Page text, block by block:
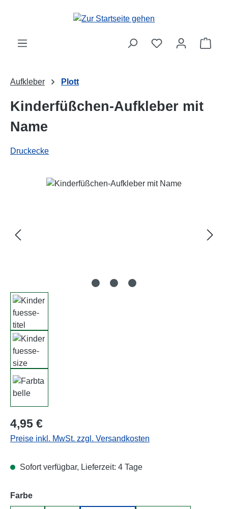
Zum Hauptinhalt springen
Aufkleber Plott
Kinderfüßchen-Aufkleber mit
Name
Druckecke
Bildergalerie überspringen
Regulärer Preis:
4,95 €
Preise inkl. MwSt. zzgl. Versandkosten
Sofort verfügbar, Lieferzeit: 4 Tage
Farbeauswählen